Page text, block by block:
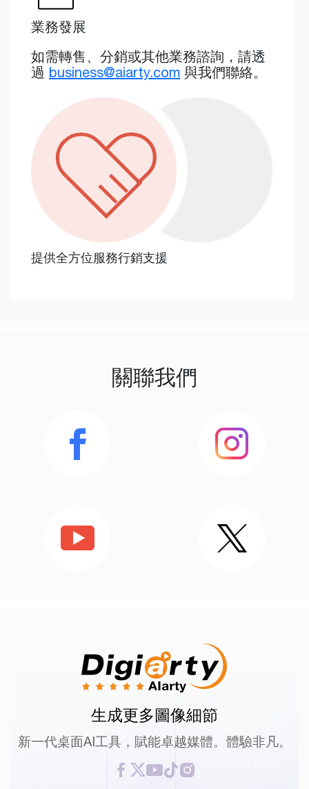
業務發展
如需轉售、分銷或其他業務諮詢，請透
過 business@aiarty.com 與我們聯絡。
提供全方位服務行銷支援
關聯我們
生成更多圖像細節
新一代桌面AI工具，賦能卓越媒體。體驗非凡。